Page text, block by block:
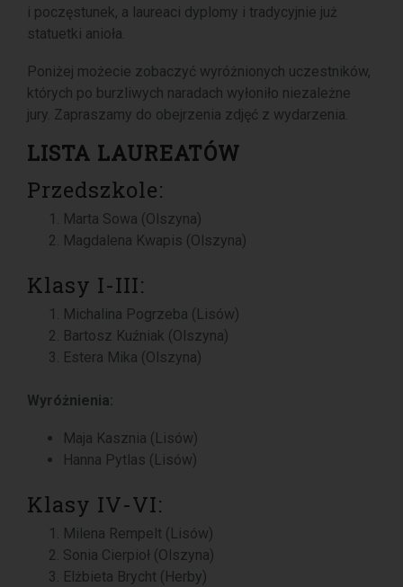
i poczęstunek, a laureaci dyplomy i tradycyjnie już
statuetki anioła.
Poniżej możecie zobaczyć wyróżnionych uczestników,
których po burzliwych naradach wyłoniło niezależne
jury. Zapraszamy do obejrzenia zdjęć z wydarzenia.
LISTA LAUREATÓW
Przedszkole:
Marta Sowa (Olszyna)
Magdalena Kwapis (Olszyna)
Klasy I-III:
Michalina Pogrzeba (Lisów)
Bartosz Kuźniak (Olszyna)
Estera Mika (Olszyna)
Wyróżnienia:
Maja Kasznia (Lisów)
Hanna Pytlas (Lisów)
Klasy IV-VI:
Milena Rempelt (Lisów)
Sonia Cierpioł (Olszyna)
Elżbieta Brycht (Herby)